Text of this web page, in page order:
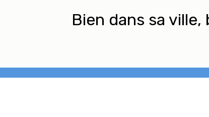
Bien dans sa ville,